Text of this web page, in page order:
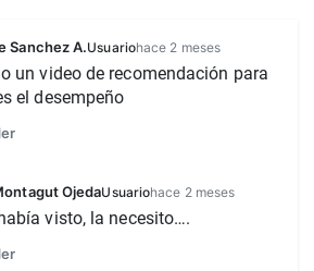
Sanchez A.Usuariohace 2 meses
un video de recomendación para
el desempeño
OjedaUsuariohace 2 meses
visto, la necesito….